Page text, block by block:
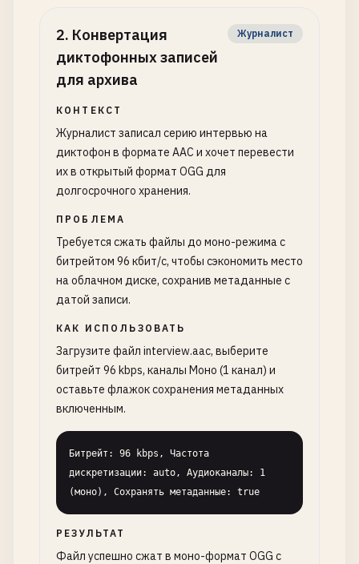
2. Конвертация
диктофонных записей
для архива
Журналист
КОНТЕКСТ
Журналист записал серию интервью на
диктофон в формате AAC и хочет перевести
их в открытый формат OGG для
долгосрочного хранения.
ПРОБЛЕМА
Требуется сжать файлы до моно-режима с
битрейтом 96 кбит/с, чтобы сэкономить место
на облачном диске, сохранив метаданные с
датой записи.
КАК ИСПОЛЬЗОВАТЬ
Загрузите файл interview.aac, выберите
битрейт 96 kbps, каналы Моно (1 канал) и
оставьте флажок сохранения метаданных
включенным.
Битрейт: 96 kbps, Частота
дискретизации: auto, Аудиоканалы: 1
(моно), Сохранять метаданные: true
РЕЗУЛЬТАТ
Файл успешно сжат в моно-формат OGG с